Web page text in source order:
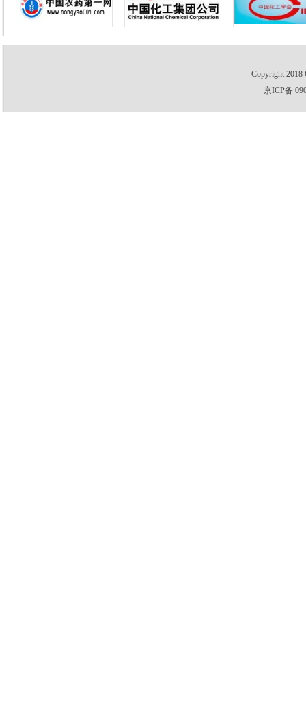
Copyright 2018
京ICP备